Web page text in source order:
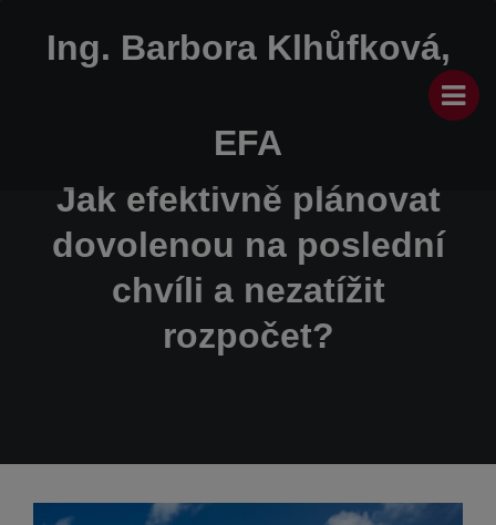
Ing. Barbora Klhůfková,
EFA
Jak efektivně plánovat
dovolenou na poslední
chvíli a nezatížit
rozpočet?